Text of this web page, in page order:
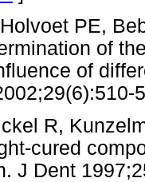
PE,
of
of
R,
cured
J Dent